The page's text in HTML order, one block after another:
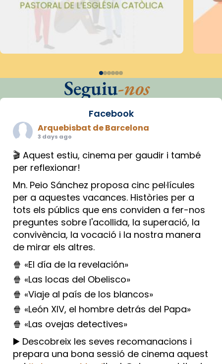
Seguiu-nos
Facebook
Arquebisbat de Barcelona
3 days ago
🎬 Aquest estiu, cinema per gaudir i també
per reflexionar!
Mn. Peio Sánchez proposa cinc pel·lícules
per a aquestes vacances. Històries per a
tots els públics que ens conviden a fer-nos
preguntes sobre l'acollida, la superació, la
convivència, la vocació i la nostra manera
de mirar els altres.
🍿 «El día de la revelación»
🍿 «Las locas del Obelisco»
🍿 «Viaje al país de los blancos»
🍿 «León XIV, el hombre detrás del Papa»
🍿 «Las ovejas detectives»
▶️ Descobreix les seves recomanacions i
prepara una bona sessió de cinema aquest